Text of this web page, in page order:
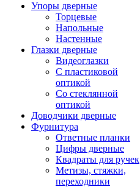
Упоры дверные
Торцевые
Напольные
Настенные
Глазки дверные
Видеоглазки
С пластиковой
оптикой
Со стеклянной
оптикой
Доводчики дверные
Фурнитура
Ответные планки
Цифры дверные
Квадраты для ручек
Метизы, стяжки,
переходники